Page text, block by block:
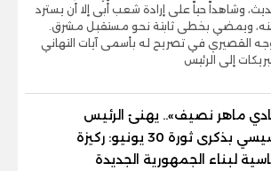
وشاهداً حياً على إرادة شعب أَبى إلا أن يسترد
ويمضي بخطى ثابتة نحو مستقبل مشرق.
القصيري في تصريح له بأسمى آيات التهاني
إلى الرئيس
ماهر نصيف».. يهنئ الرئيس
السيسي بذكرى ثورة 30 يونيو: ركيزة
لبناء الجمهورية الجديدة